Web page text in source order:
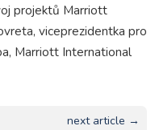
projektů Marriott
viceprezidentka pro
Marriott International
next article →